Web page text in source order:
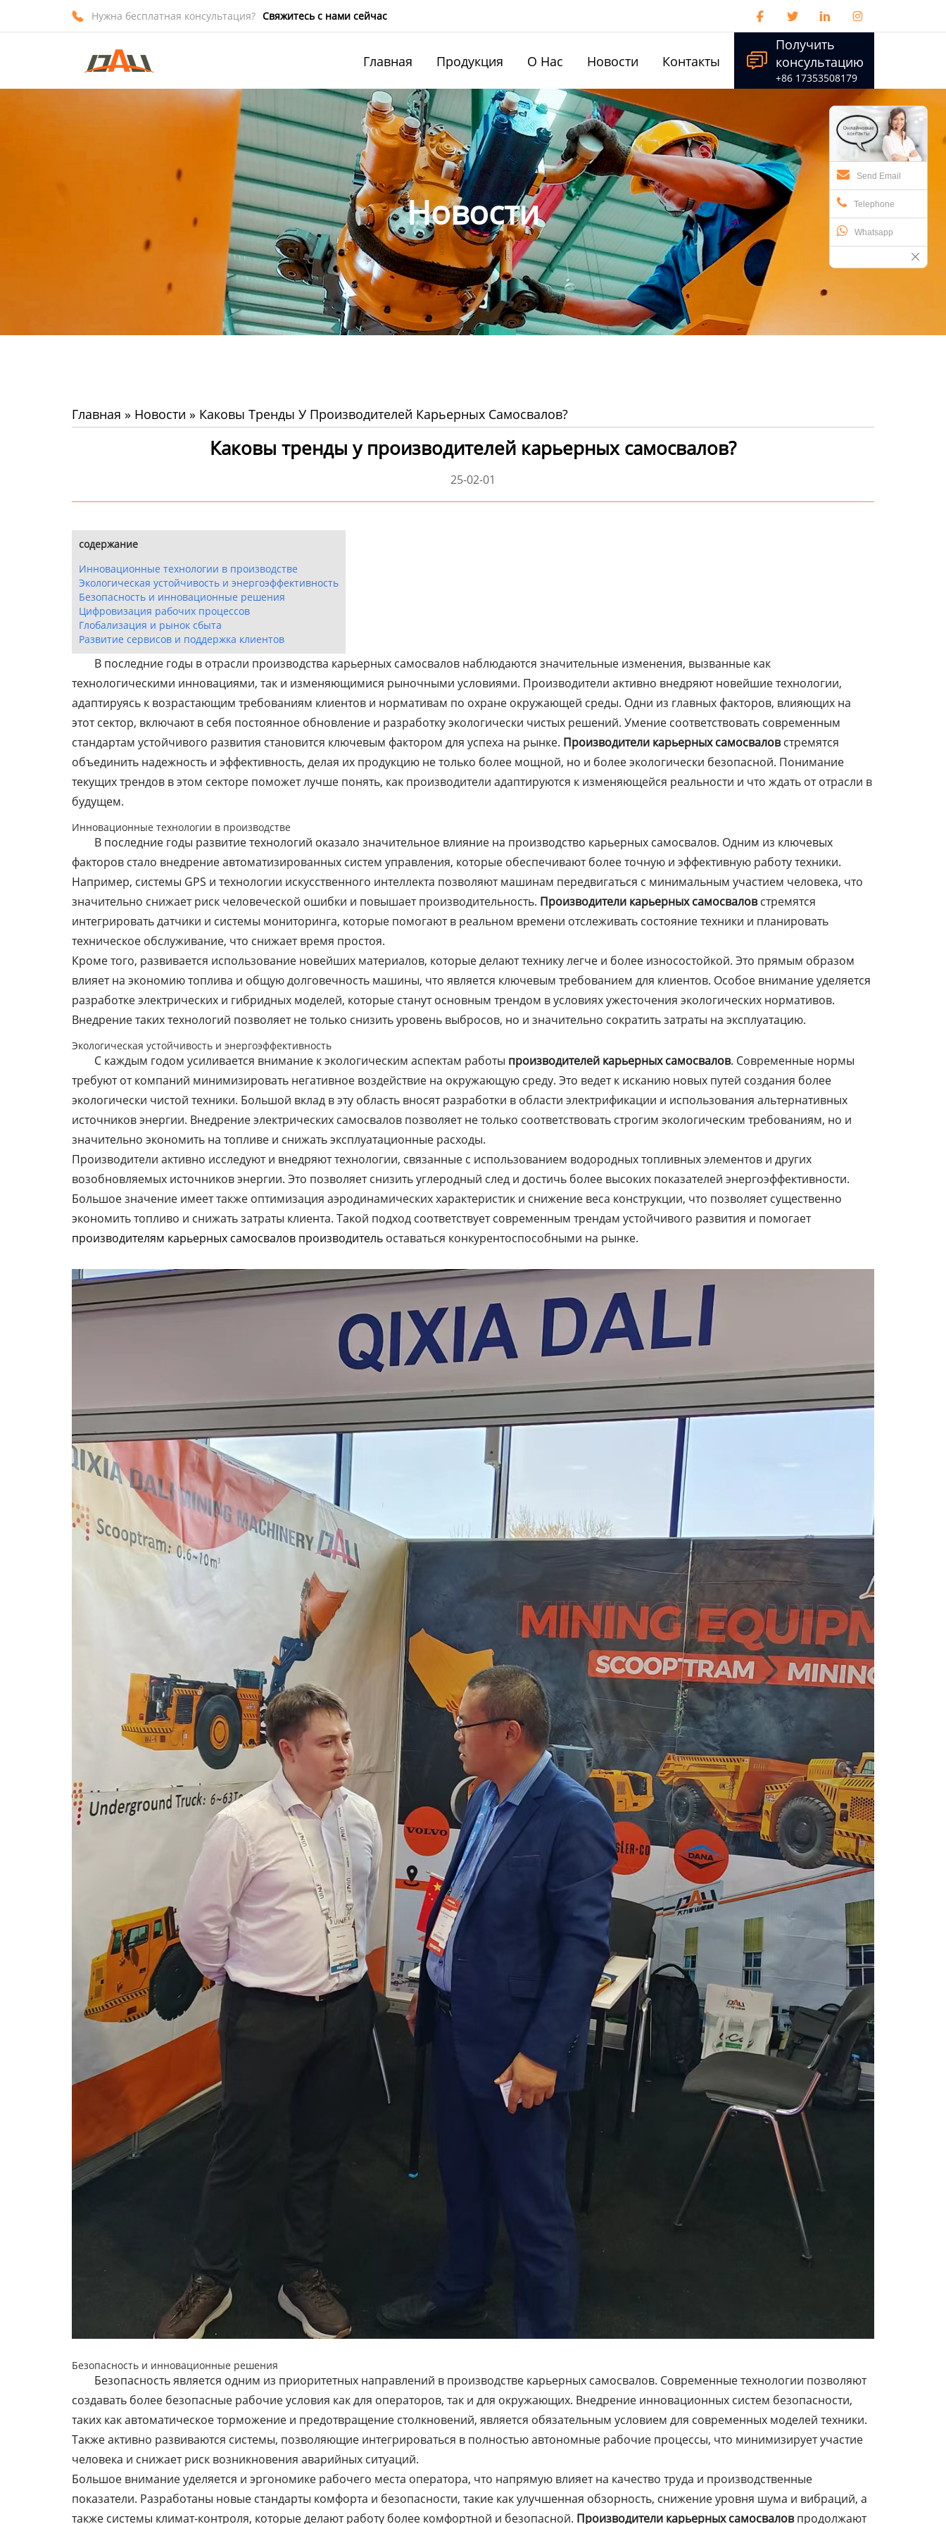
 Нужна бесплатная консультация? Свяжитесь с нами сейчас    
Главная Продукция О Нас Новости Контакты 
Получить
консультацию
+86 17353508179
О нас
Send Email
Telephone
Whatsapp
Новости
Главная » Новости » Каковы Тренды У Производителей Карьерных Самосвалов?
Каковы тренды у производителей карьерных самосвалов?
25-02-01
содержание
Инновационные технологии в производстве
Экологическая устойчивость и энергоэффективность
Безопасность и инновационные решения
Цифровизация рабочих процессов
Глобализация и рынок сбыта
Развитие сервисов и поддержка клиентов
В последние годы в отрасли производства карьерных самосвалов наблюдаются значительные изменения, вызванные как
технологическими инновациями, так и изменяющимися рыночными условиями. Производители активно внедряют новейшие технологии,
адаптируясь к возрастающим требованиям клиентов и нормативам по охране окружающей среды. Одни из главных факторов, влияющих на
этот сектор, включают в себя постоянное обновление и разработку экологически чистых решений. Умение соответствовать современным
стандартам устойчивого развития становится ключевым фактором для успеха на рынке. Производители карьерных самосваловстремятся
объединить надежность и эффективность, делая их продукцию не только более мощной, но и более экологически безопасной. Понимание
текущих трендов в этом секторе поможет лучше понять, как производители адаптируются к изменяющейся реальности и что ждать от отрасли в
будущем.
Инновационные технологии в производстве
В последние годы развитие технологий оказало значительное влияние на производство карьерных самосвалов. Одним из ключевых
факторов стало внедрение автоматизированных систем управления, которые обеспечивают более точную и эффективную работу техники.
Например, системы GPS и технологии искусственного интеллекта позволяют машинам передвигаться с минимальным участием человека, что
значительно снижает риск человеческой ошибки и повышает производительность. Производители карьерных самосваловстремятся
интегрировать датчики и системы мониторинга, которые помогают в реальном времени отслеживать состояние техники и планировать
техническое обслуживание, что снижает время простоя.
Кроме того, развивается использование новейших материалов, которые делают технику легче и более износостойкой. Это прямым образом
влияет на экономию топлива и общую долговечность машины, что является ключевым требованием для клиентов. Особое внимание уделяется
разработке электрических и гибридных моделей, которые станут основным трендом в условиях ужесточения экологических нормативов.
Внедрение таких технологий позволяет не только снизить уровень выбросов, но и значительно сократить затраты на эксплуатацию.
Экологическая устойчивость и энергоэффективность
С каждым годом усиливается внимание к экологическим аспектам работы производителей карьерных самосвалов. Современные нормы
требуют от компаний минимизировать негативное воздействие на окружающую среду. Это ведет к исканию новых путей создания более
экологически чистой техники. Большой вклад в эту область вносят разработки в области электрификации и использования альтернативных
источников энергии. Внедрение электрических самосвалов позволяет не только соответствовать строгим экологическим требованиям, но и
значительно экономить на топливе и снижать эксплуатационные расходы.
Производители активно исследуют и внедряют технологии, связанные с использованием водородных топливных элементов и других
возобновляемых источников энергии. Это позволяет снизить углеродный след и достичь более высоких показателей энергоэффективности.
Большое значение имеет также оптимизация аэродинамических характеристик и снижение веса конструкции, что позволяет существенно
экономить топливо и снижать затраты клиента. Такой подход соответствует современным трендам устойчивого развития и помогает
производителям карьерных самосвалов производитель оставаться конкурентоспособными на рынке.
Безопасность и инновационные решения
Безопасность является одним из приоритетных направлений в производстве карьерных самосвалов. Современные технологии позволяют
создавать более безопасные рабочие условия как для операторов, так и для окружающих. Внедрение инновационных систем безопасности,
таких как автоматическое торможение и предотвращение столкновений, является обязательным условием для современных моделей техники.
Также активно развиваются системы, позволяющие интегрироваться в полностью автономные рабочие процессы, что минимизирует участие
человека и снижает риск возникновения аварийных ситуаций.
Большое внимание уделяется и эргономике рабочего места оператора, что напрямую влияет на качество труда и производственные
показатели. Разработаны новые стандарты комфорта и безопасности, такие как улучшенная обзорность, снижение уровня шума и вибраций, а
также системы климат-контроля, которые делают работу более комфортной и безопасной. Производители карьерных самосваловпродолжают